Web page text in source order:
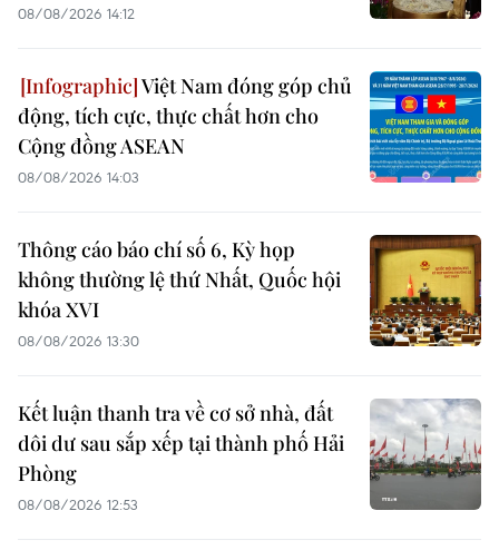
08/08/2026 14:12
Việt Nam đóng góp chủ
động, tích cực, thực chất hơn cho
Cộng đồng ASEAN
08/08/2026 14:03
Thông cáo báo chí số 6, Kỳ họp
không thường lệ thứ Nhất, Quốc hội
khóa XVI
08/08/2026 13:30
Kết luận thanh tra về cơ sở nhà, đất
dôi dư sau sắp xếp tại thành phố Hải
Phòng
08/08/2026 12:53